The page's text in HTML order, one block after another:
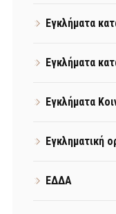
Εγκλήματα
Εγκλήματα
Εγκλήματα
Εγκληματική
ΕΔΔΑ